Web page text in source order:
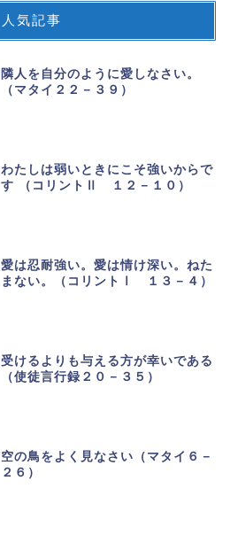
人気記事
隣人を自分のように愛しなさい。
（マタイ２２－３９）
わたしは弱いときにこそ強いからで
す （コリントⅡ １２－１０）
愛は忍耐強い。愛は情け深い。ねた
まない。（コリントⅠ １３－４）
受けるよりも与える方が幸いである
（使徒言行録２０－３５）
空の鳥をよく見なさい（マタイ６－
２６）